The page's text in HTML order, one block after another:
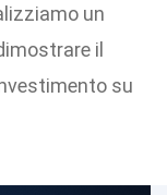
un
il
su